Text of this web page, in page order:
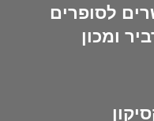
לסופרים
ומכון